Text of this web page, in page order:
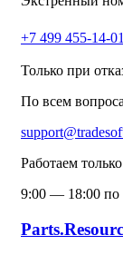
+7 499 455-14-01
Только при
По всем
Работаем
9:00 — 18:00 по